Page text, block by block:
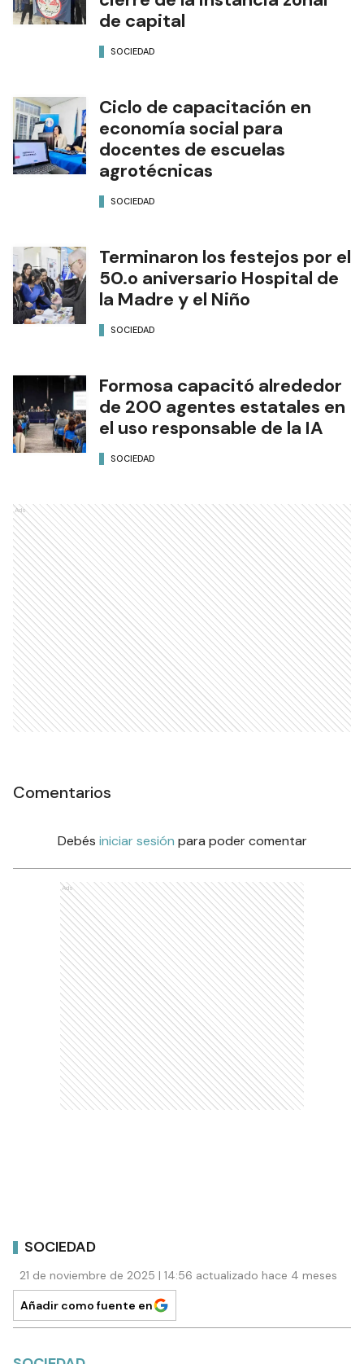
de capital
SOCIEDAD
Ciclo de capacitación en
economía social para
docentes de escuelas
agrotécnicas
SOCIEDAD
Terminaron los festejos por el
50.o aniversario Hospital de
la Madre y el Niño
SOCIEDAD
Formosa capacitó alrededor
de 200 agentes estatales en
el uso responsable de la IA
SOCIEDAD
Ads
Comentarios
Debés iniciar sesión para poder comentar
Ads
SOCIEDAD
21 de noviembre de 2025 | 14:56 actualizado hace 4 meses
Añadir como fuente en